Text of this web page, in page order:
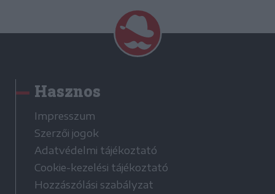
Hasznos
Impresszum
Szerzői jogok
Adatvédelmi tájékoztató
Cookie-kezelési tájékoztató
Hozzászólási szabályzat